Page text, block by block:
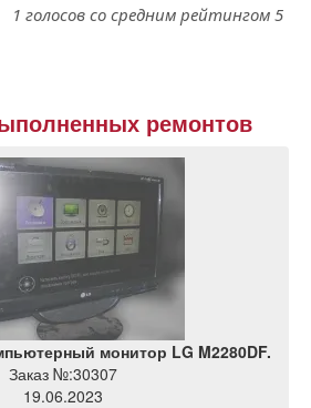
1 голосов со средним рейтингом 5
ремонтов
монитор LG M2280DF.
Заказ №:30307
19.06.2023